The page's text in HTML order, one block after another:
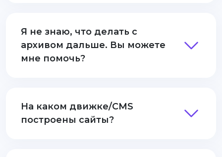
Я не знаю, что делать с
архивом дальше. Вы можете
мне помочь?
На каком движке/CMS
построены сайты?